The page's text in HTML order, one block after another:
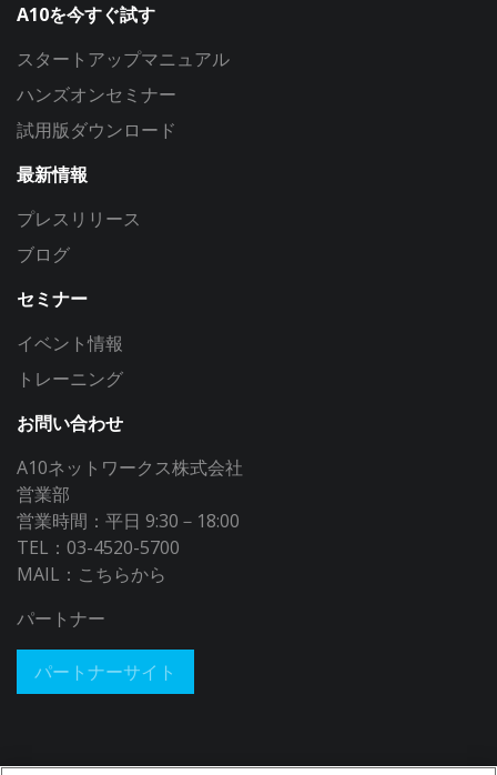
A10を今すぐ試す
スタートアップマニュアル
ハンズオンセミナー
試用版ダウンロード
最新情報
プレスリリース
ブログ
セミナー
イベント情報
トレーニング
お問い合わせ
A10ネットワークス株式会社
営業部
営業時間：平日 9:30－18:00
TEL：03-4520-5700
MAIL： こちらから
パートナー
パートナーサイト